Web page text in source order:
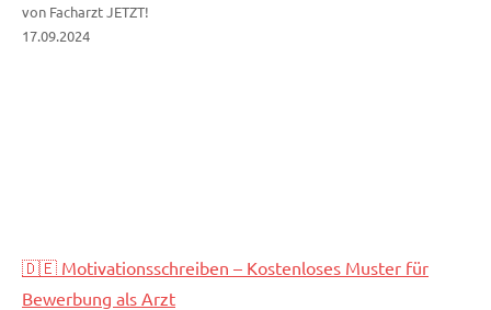
von Facharzt JETZT!
17.09.2024
🇩🇪 Motivationsschreiben – Kostenloses Muster für
Bewerbung als Arzt